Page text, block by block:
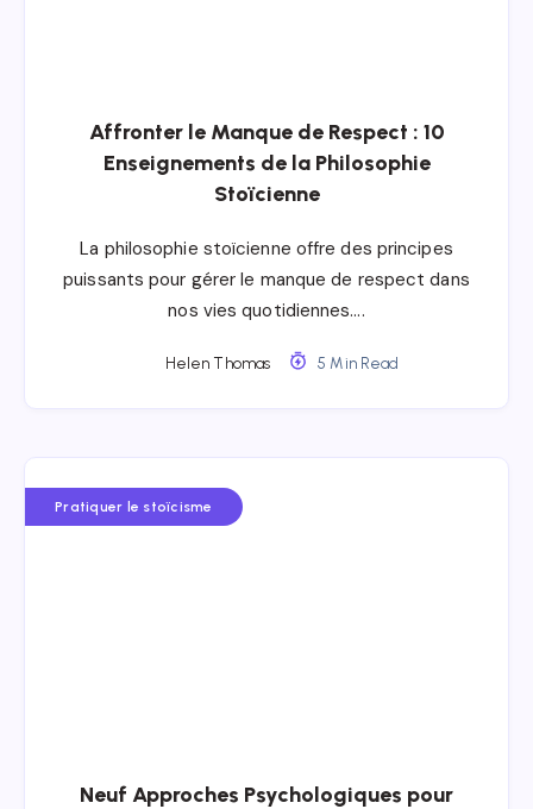
Affronter le Manque de Respect : 10
Enseignements de la Philosophie
Stoïcienne
La philosophie stoïcienne offre des principes
puissants pour gérer le manque de respect dans
nos vies quotidiennes….
Helen Thomas 5 Min Read
Pratiquer le stoïcisme
Neuf Approches Psychologiques pour